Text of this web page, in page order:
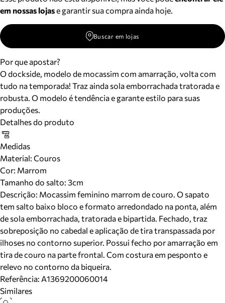
em nossas lojase garantir sua compra ainda hoje.
Buscar em lojas
Por que apostar?
O dockside, modelo de mocassim com amarração, volta com
tudo na temporada! Traz ainda sola emborrachada tratorada e
robusta. O modelo é tendência e garante estilo para suas
produções.
Detalhes do produto
Medidas
Material: Couros
Cor: Marrom
Tamanho do salto: 3cm
Descrição: Mocassim feminino marrom de couro. O sapato
tem salto baixo bloco e formato arredondado na ponta, além
de sola emborrachada, tratorada e bipartida. Fechado, traz
sobreposição no cabedal e aplicação de tira transpassada por
ilhoses no contorno superior. Possui fecho por amarração em
tira de couro na parte frontal. Com costura em pesponto e
relevo no contorno da biqueira.
Referência: A1369200060014
Similares